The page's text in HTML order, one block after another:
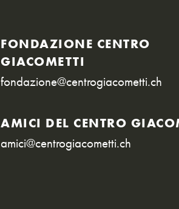
FONDAZIONE CENTRO
GIACOMETTI
fondazione@centrogiacometti.ch
AMICI DEL CENTRO
amici@centrogiacometti.ch